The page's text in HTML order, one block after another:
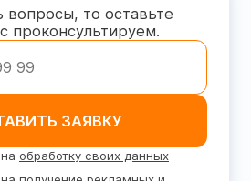
вопросы, то оставьте
проконсультируем.
ЗАЯВКУ
обработку своих данных